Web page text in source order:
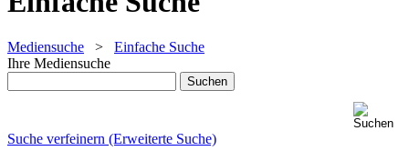
Mediensuche > Einfache Suche
Ihre Mediensuche
Suche verfeinern (Erweiterte Suche)